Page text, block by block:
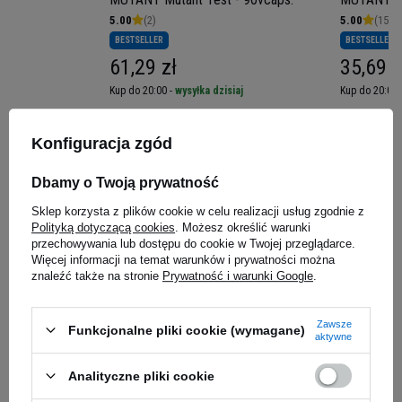
suplement mineralny zawierający optymalnie
zbilansowane dawki cynku, magnezu oraz
witaminy B6, które wspólnie tworzą potężne trio
wspierające naturalną produkcję hormonów
anabolicznych. Badania kliniczne potwierdzają, że
ta specjalistyczna formuła może zwiększyć
poziom testosteronu aż o 30% oraz podnieść
poziom insulinopodobnego czynnika wzrostu
(IGF-1) o 5% u aktywnych sportowców.
Przełom w Naturalnym
Wsparciu Testosteronu
5.00 (2)
BESTSELLER
61,29 zł
Kup do 20:00 - wysyłka dzisiaj
5.00 (15)
BESTSELLER
35,69
Kup do 20:00
Zapytaj o produkt
E-mail
Pytanie
Jeżeli powyższy opis jest dla Ciebie niewystarczający, prześlij nam swoje
Konfiguracja zgód
Dbamy o Twoją prywatność
Sklep korzysta z plików cookie w celu realizacji usług zgodnie z
Polityką dotyczącą cookies . Możesz określić warunki
przechowywania lub dostępu do cookie w Twojej przeglądarce.
Więcej informacji na temat warunków i prywatności można
znaleźć także na stronie Prywatność i warunki Google
Funkcjonalne pliki cookie (wymagane)
Zawsze
aktywne
Analityczne pliki cookie